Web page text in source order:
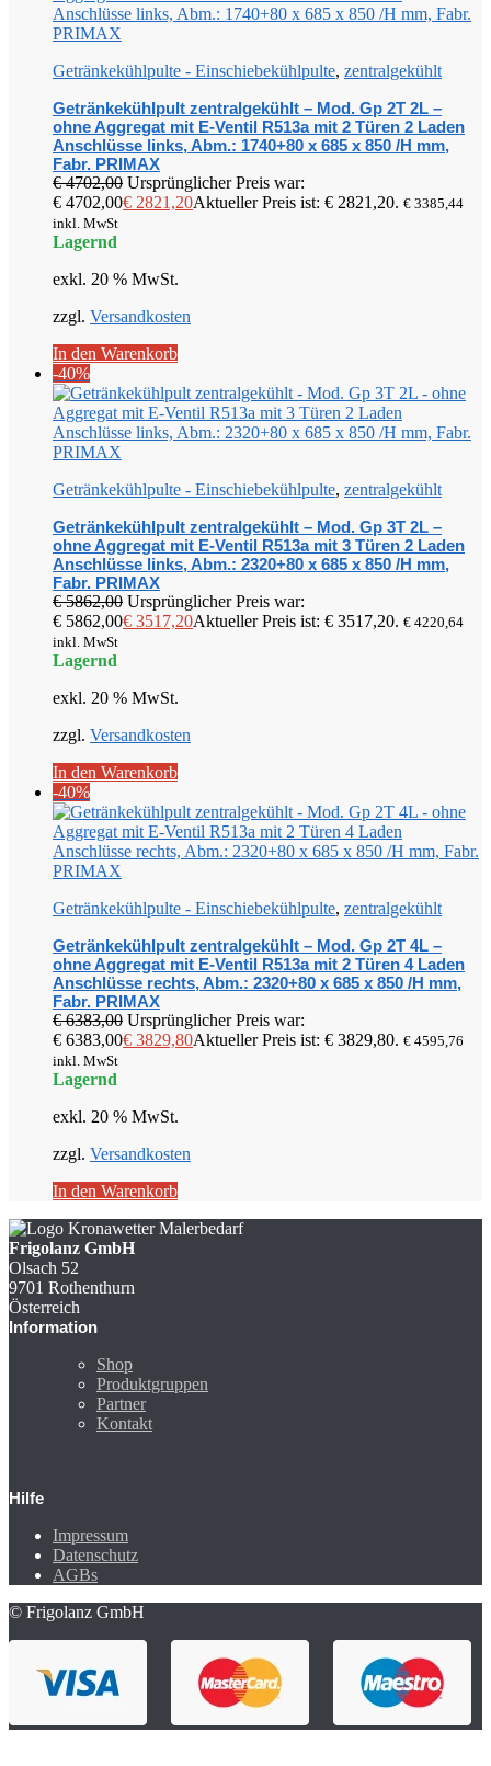
Getränkekühlpulte - Einschiebekühlpulte, zentralgekühlt
Getränkekühlpult zentralgekühlt – Mod. Gp 2T 2L –
ohne Aggregat mit E-Ventil R513a mit 2 Türen 2 Laden
Anschlüsse links, Abm.: 1740+80 x 685 x 850 /H mm,
Fabr. PRIMAX
€4702,00 Ursprünglicher Preis war:
€ 4702,00€ 2821,20Aktueller Preis ist: € 2821,20. € 3385,44
inkl. MwSt
Lagernd
exkl. 20 % MwSt.
zzgl. Versandkosten
In den Warenkorb
-40%
Getränkekühlpulte - Einschiebekühlpulte, zentralgekühlt
Getränkekühlpult zentralgekühlt – Mod. Gp 3T 2L –
ohne Aggregat mit E-Ventil R513a mit 3 Türen 2 Laden
Anschlüsse links, Abm.: 2320+80 x 685 x 850 /H mm,
Fabr. PRIMAX
€5862,00 Ursprünglicher Preis war:
€ 5862,00€ 3517,20Aktueller Preis ist: € 3517,20. € 4220,64
inkl. MwSt
Lagernd
exkl. 20 % MwSt.
zzgl. Versandkosten
In den Warenkorb
-40%
Getränkekühlpulte - Einschiebekühlpulte, zentralgekühlt
Getränkekühlpult zentralgekühlt – Mod. Gp 2T 4L –
ohne Aggregat mit E-Ventil R513a mit 2 Türen 4 Laden
Anschlüsse rechts, Abm.: 2320+80 x 685 x 850 /H mm,
Fabr. PRIMAX
€6383,00 Ursprünglicher Preis war:
€ 6383,00€ 3829,80Aktueller Preis ist: € 3829,80. € 4595,76
inkl. MwSt
Lagernd
exkl. 20 % MwSt.
zzgl. Versandkosten
In den Warenkorb
Frigolanz GmbH
Olsach 52
9701 Rothenthurn
Österreich
Information
Shop
Produktgruppen
Partner
Kontakt
Hilfe
Impressum
Datenschutz
AGBs
© Frigolanz GmbH